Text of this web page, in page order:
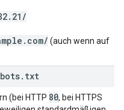
(auch wenn auf
. txt
(bei HTTP 80, bei HTTPS